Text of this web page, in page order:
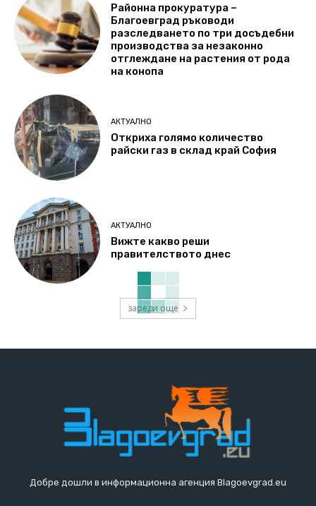
Районна прокуратура –
Благоевград ръководи
разследването по три досъдебни
производства за незаконно
отглеждане на растения от рода
на конопа
АКТУАЛНО
Откриха голямо количество
райски газ в склад край София
АКТУАЛНО
Вижте какво реши
правителството днес
зареди още
Добре дошли в информационна агенция Blagoevgrad.eu